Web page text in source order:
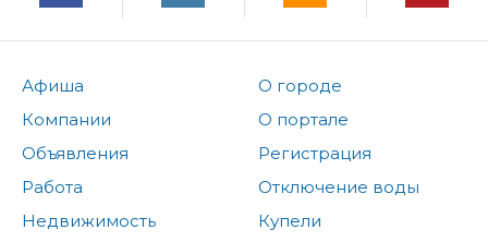
Афиша
Компании
Объявления
Работа
Недвижимость
О городе
О портале
Регистрация
Отключение воды
Купели